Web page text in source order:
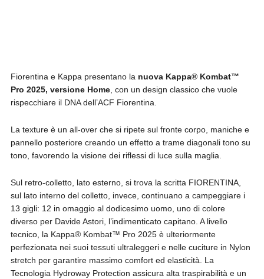
Fiorentina e Kappa presentano la nuova Kappa® Kombat™
Pro 2025, versione Home, con un design classico che vuole
rispecchiare il DNA dell’ACF Fiorentina.
La texture è un all-over che si ripete sul fronte corpo, maniche e
pannello posteriore creando un effetto a trame diagonali tono su
tono, favorendo la visione dei riflessi di luce sulla maglia.
Sul retro-colletto, lato esterno, si trova la scritta FIORENTINA,
sul lato interno del colletto, invece, continuano a campeggiare i
13 gigli: 12 in omaggio al dodicesimo uomo, uno di colore
diverso per Davide Astori, l’indimenticato capitano. A livello
tecnico, la Kappa® Kombat™ Pro 2025 è ulteriormente
perfezionata nei suoi tessuti ultraleggeri e nelle cuciture in Nylon
stretch per garantire massimo comfort ed elasticità. La
Tecnologia Hydroway Protection assicura alta traspirabilità e un